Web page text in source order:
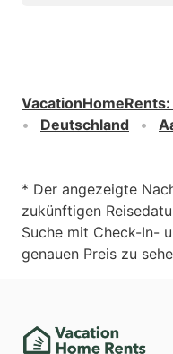
VacationHomeRents:
Deutschland
* Der angezeigte
zukünftigen
Suche mit Check-In-
genauen Preis zu